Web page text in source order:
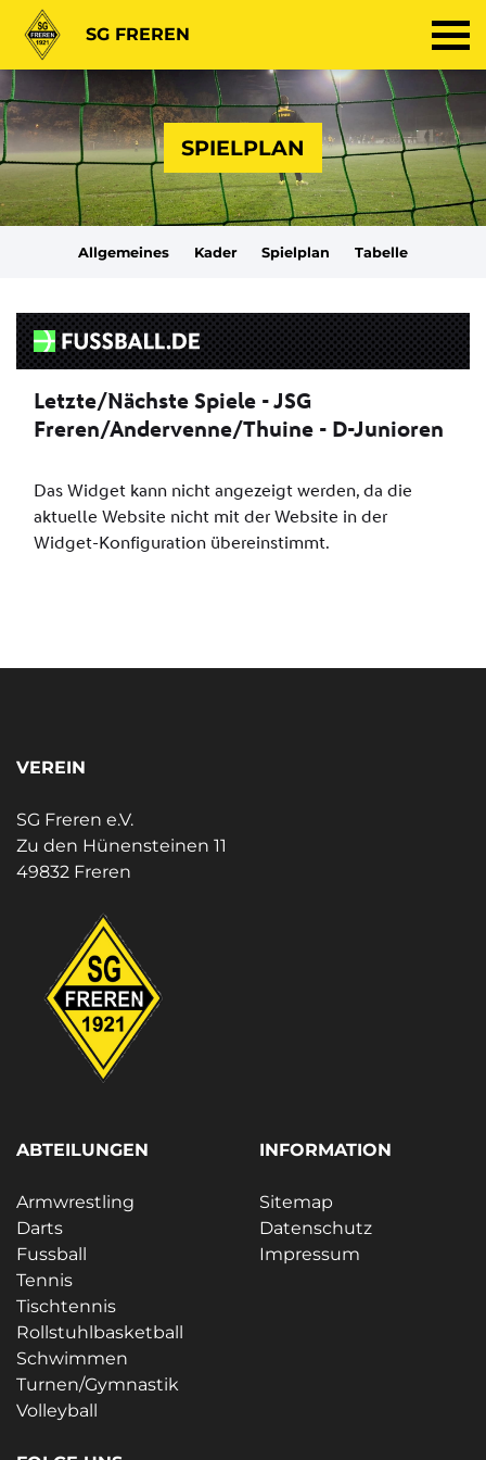
SG FREREN
SPIELPLAN
Allgemeines Kader Spielplan Tabelle
VEREIN
SG Freren e.V.
Zu den Hünensteinen 11
49832 Freren
ABTEILUNGEN
Armwrestling
Darts
Fussball
Tennis
Tischtennis
Rollstuhlbasketball
Schwimmen
Turnen/Gymnastik
Volleyball
INFORMATION
Sitemap
Datenschutz
Impressum